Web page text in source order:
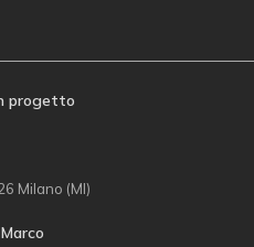
progetto
Milano (MI)